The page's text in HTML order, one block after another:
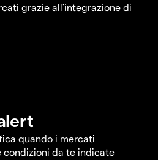
grazie all'integrazione di
quando i mercati
condizioni da te indicate